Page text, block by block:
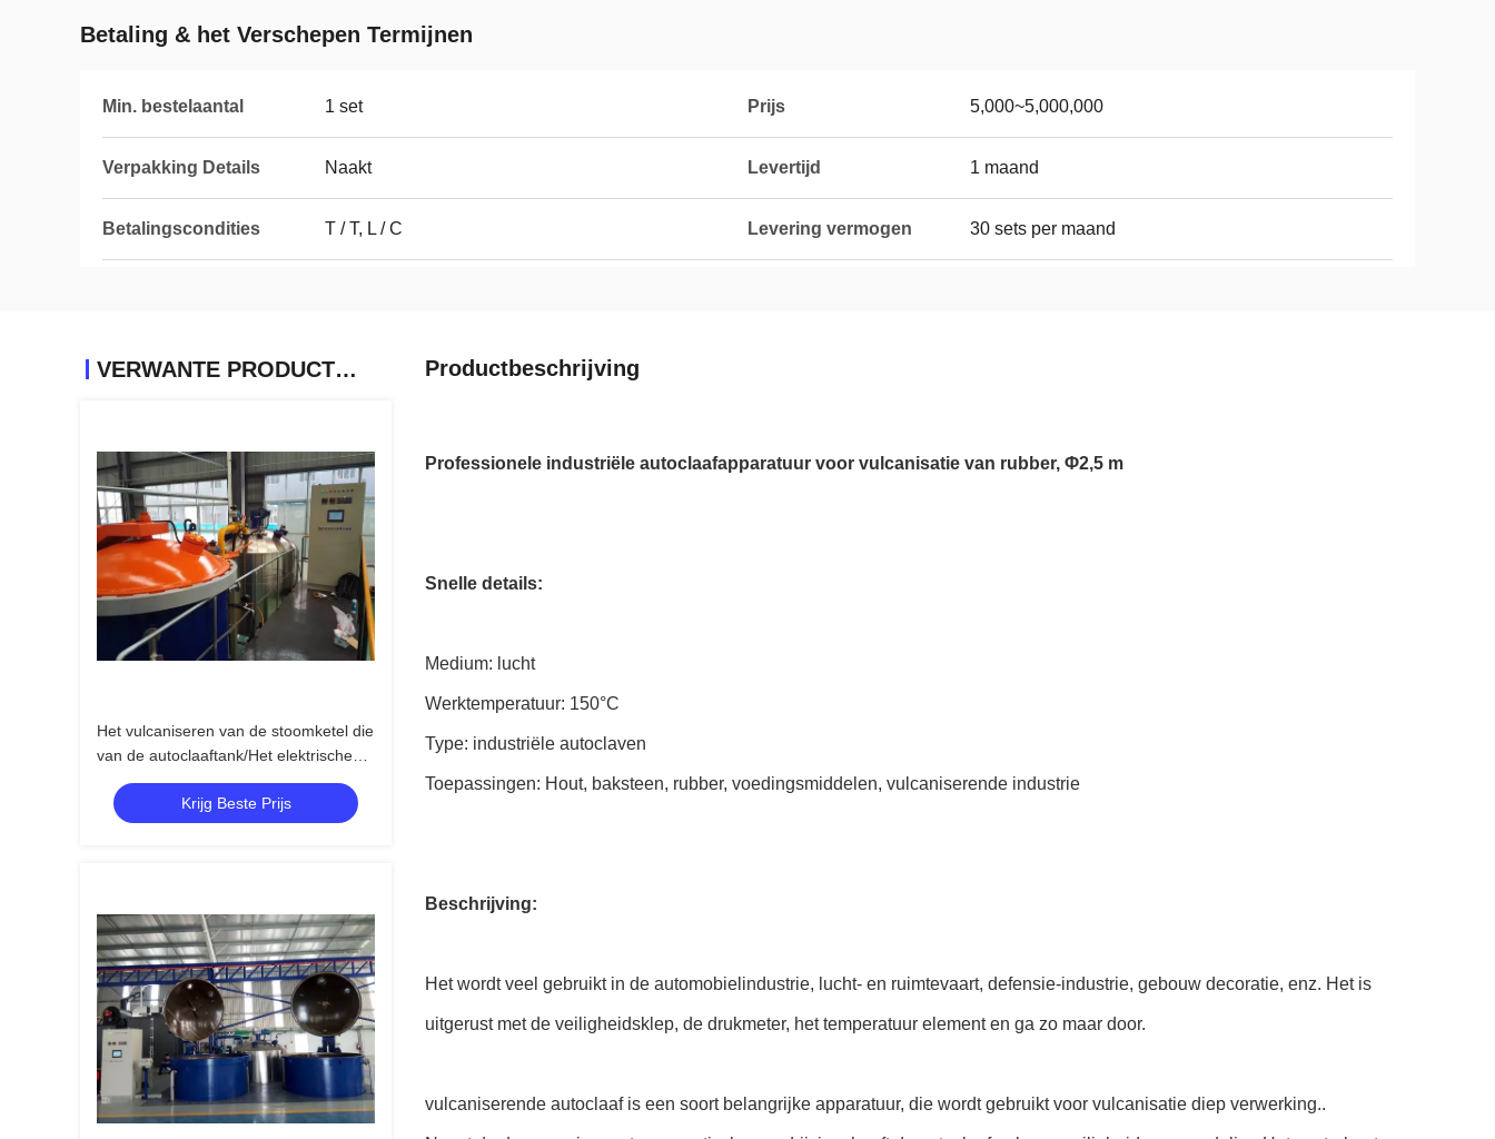
Betaling & het Verschepen Termijnen
Min. bestelaantal 1 set Prijs 5,000~5,000,000
Verpakking Details Naakt Levertijd 1 maand
Betalingscondities T / T, L / C Levering vermogen 30 sets per maand
VERWANTE PRODUCTEN
Het vulcaniseren van de stoomketel die
van de autoclaaftank/Het elektrische
het verwarmen directe en indirecte
stoom verwarmen verwarmen
Krijg Beste Prijs
Productbeschrijving
Professionele industriële autoclaafapparatuur voor vulcanisatie van rubber, Φ2,5 m
Snelle details:
Medium: lucht
Werktemperatuur: 150°C
Type: industriële autoclaven
Toepassingen: Hout, baksteen, rubber, voedingsmiddelen, vulcaniserende industrie
Beschrijving:
Het wordt veel gebruikt in de automobielindustrie, lucht- en ruimtevaart, defensie-industrie, gebouw decoratie, enz. Het is
uitgerust met de veiligheidsklep, de drukmeter, het temperatuur element en ga zo maar door.
vulcaniserende autoclaaf is een soort belangrijke apparatuur, die wordt gebruikt voor vulcanisatie diep verwerking..